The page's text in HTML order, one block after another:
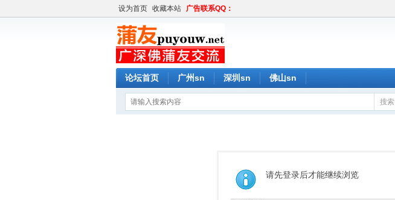
设为首页 收藏本站 广告联系QQ：
论坛首页 广州sn 深圳sn 佛山sn
搜索
请先登录后才能继续浏览